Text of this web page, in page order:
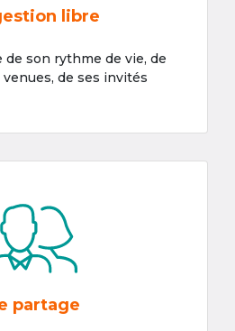
libre
de son rythme de vie, de
de ses invités
partage